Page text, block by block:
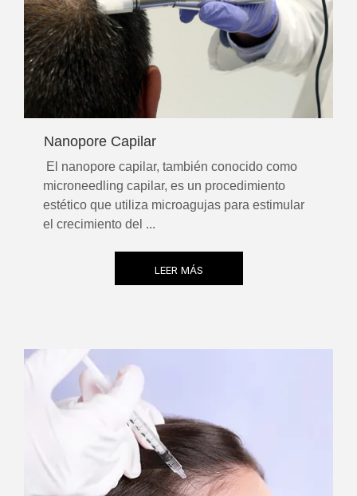
Nanopore Capilar
El nanopore capilar, también conocido como
microneedling capilar, es un procedimiento
estético que utiliza microagujas para estimular
el crecimiento del ...
LEER MÁS